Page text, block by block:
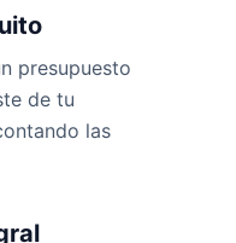
presupuesto
de tu
las